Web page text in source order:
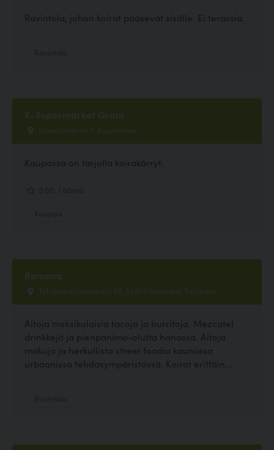
Ravintola, johon koirat pääsevät sisälle. Ei terassia.
K-Supermarket Grani
Kauniaistentie 7, Kauniainen
Kaupassa on tarjolla koirakärryt.
Ramona
Tehdaskartanonkatu 36, 33400 tampere, Tampere
Aitoja meksikolaisia tacoja ja burritoja. Mezcatel
drinkkejä ja pienpanimo-olutta hanassa. Aitoja
makuja ja herkullista street foodia kauniissa
urbaanissa tehdasympäristössä. Koirat erittäin...